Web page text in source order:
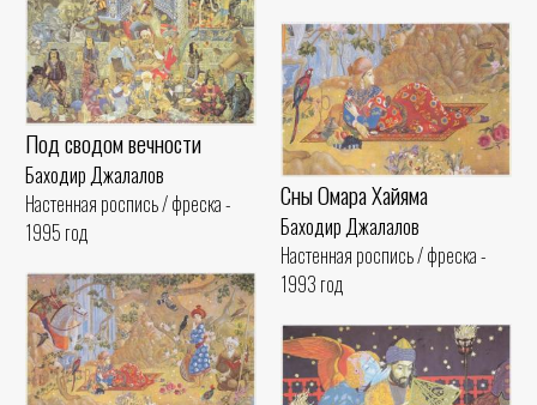
Под сводом вечности
Баходир Джалалов
Настенная роспись / фреска -
1995 год
Сны Омара Хайяма
Баходир Джалалов
Настенная роспись / фреска -
1993 год